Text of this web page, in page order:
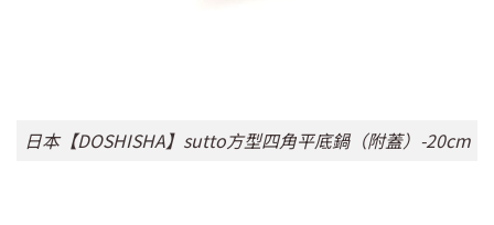
日本【DOSHISHA】sutto方型四角平底鍋（附蓋）-20cm